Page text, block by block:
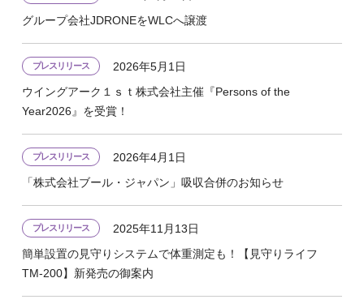
グループ会社JDRONEをWLCへ譲渡
プレスリリース
2026年5月1日
ウイングアーク１ｓｔ株式会社主催『Persons of the
Year2026』を受賞！
プレスリリース
2026年4月1日
「株式会社ブール・ジャパン」吸収合併のお知らせ
プレスリリース
2025年11月13日
簡単設置の見守りシステムで体重測定も！【見守りライフ
TM-200】新発売の御案内